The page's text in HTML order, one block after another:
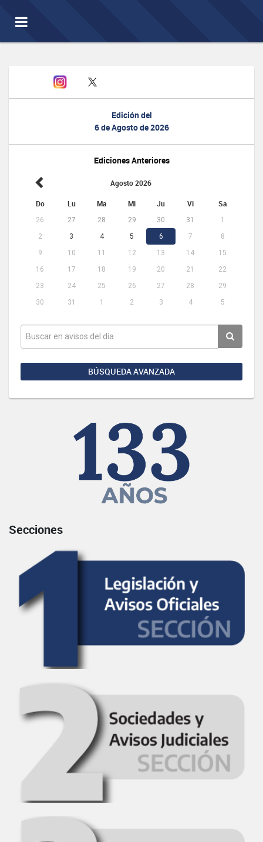
Toggle
navigation
Edición del
6 de Agosto de 2026
Ediciones Anteriores
Agosto 2026
Do Lu Ma Mi Ju Vi Sa
26 27 28 29 30 31
1
2
3 4 5 6 7
8
9
10 11 12 13 14
15
16
17 18 19 20 21
22
23
24 25 26 27 28
29
30
31 1 2 3 4 5
BÚSQUEDA AVANZADA
Secciones